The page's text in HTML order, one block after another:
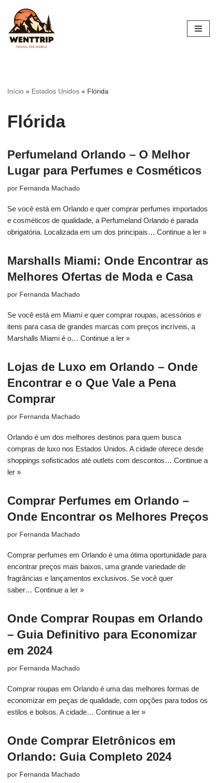
Pular
para
Início » Estados Unidos » Flórida
Flórida
Perfumeland Orlando – O Melhor
Lugar para Perfumes e Cosméticos
por Fernanda Machado
Se você está em Orlando e quer comprar perfumes importados
e cosméticos de qualidade, a Perfumeland Orlando é parada
obrigatória. Localizada em um dos principais… Continue a ler »
Marshalls Miami: Onde Encontrar as
Melhores Ofertas de Moda e Casa
por Fernanda Machado
Se você está em Miami e quer comprar roupas, acessórios e
itens para casa de grandes marcas com preços incríveis, a
Marshalls Miami é o… Continue a ler »
Lojas de Luxo em Orlando – Onde
Encontrar e o Que Vale a Pena
Comprar
por Fernanda Machado
Orlando é um dos melhores destinos para quem busca
compras de luxo nos Estados Unidos. A cidade oferece desde
shoppings sofisticados até outlets com descontos… Continue a
ler »
Comprar Perfumes em Orlando –
Onde Encontrar os Melhores Preços
por Fernanda Machado
Comprar perfumes em Orlando é uma ótima oportunidade para
encontrar preços mais baixos, uma grande variedade de
fragrâncias e lançamentos exclusivos. Se você quer
saber… Continue a ler »
Onde Comprar Roupas em Orlando
– Guia Definitivo para Economizar
em 2024
por Fernanda Machado
Comprar roupas em Orlando é uma das melhores formas de
economizar em peças de qualidade, com opções para todos os
estilos e bolsos. A cidade… Continue a ler »
Onde Comprar Eletrônicos em
Orlando: Guia Completo 2024
por Fernanda Machado